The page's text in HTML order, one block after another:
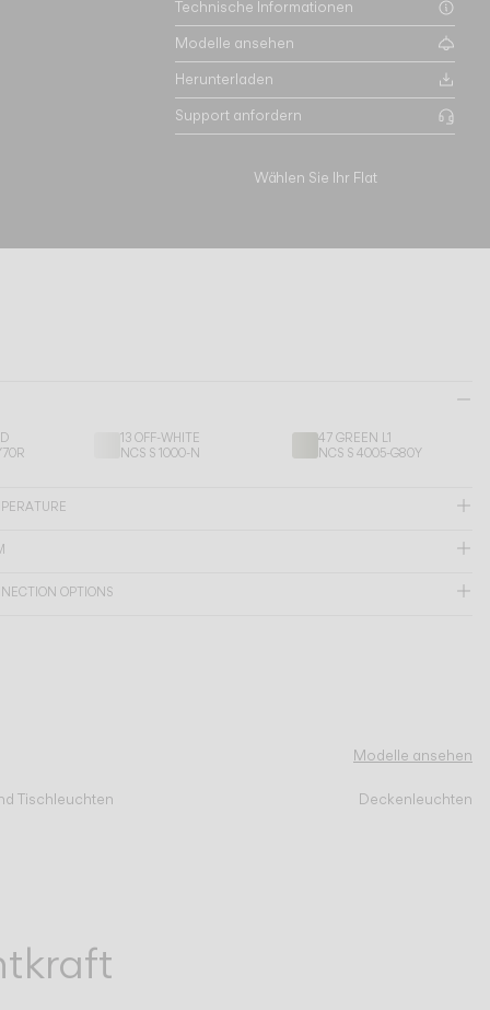
Technische Informationen
Modelle ansehen
Herunterladen
Support anfordern
Wählen Sie Ihr Flat
13 OFF-WHITE
NCS S 1000-N
47 GREEN L1
NCS S 4005-G80Y
OPTIONS
Modelle ansehen
Tischleuchten Deckenleuchten